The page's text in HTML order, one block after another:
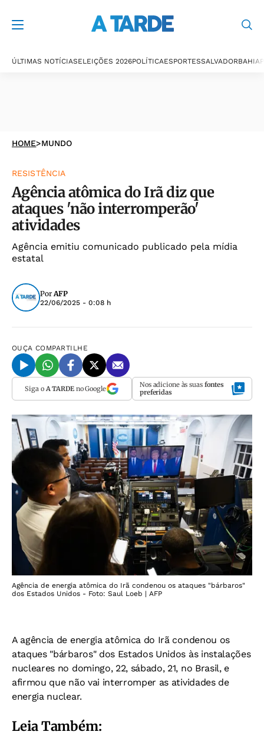
ÚLTIMAS NOTÍCIASELEIÇÕES 2026POLÍTICAESPORTESSALVADORBAHIA
HOME>MUNDO
RESISTÊNCIA
Agência atômica do Irã diz que
ataques 'não interromperão'
atividades
Agência emitiu comunicado publicado pela mídia
estatal
PorAFP
22/06/2025 - 0:08 h
OUÇA COMPARTILHE
Siga o A TARDEno Google Nos adicione às suas fontes
preferidas
Agência de energia atômica do Irã condenou os ataques "bárbaros"
dos Estados Unidos - Foto: Saul Loeb | AFP
A agência de energia atômica do Irã condenou os
ataques "bárbaros" dos Estados Unidos às instalações
nucleares no domingo, 22, sábado, 21, no Brasil, e
afirmou que não vai interromper as atividades de
energia nuclear.
Leia Também: